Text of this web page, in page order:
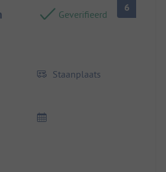
Geverifieerd
6
Staanplaats